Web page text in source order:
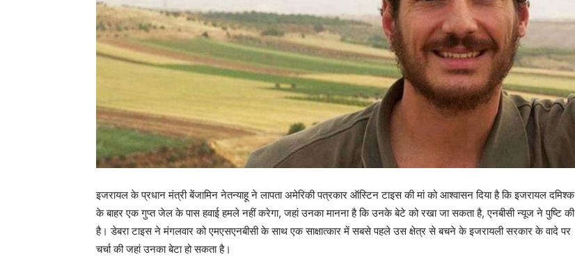
इजरायल के प्रधान मंत्री बेंजामिन नेतन्याहू ने लापता अमेरिकी पत्रकार ऑस्टिन टाइस की मां को आश्वासन दिया है कि इजरायल दमिश्क
के बाहर एक गुप्त जेल के पास हवाई हमले नहीं करेगा, जहां उनका मानना ​​​​है कि उनके बेटे को रखा जा सकता है, एनबीसी न्यूज ने पुष्टि की
है। डेबरा टाइस ने मंगलवार को एमएसएनबीसी के साथ एक साक्षात्कार में सबसे पहले उस क्षेत्र से बचने के इजरायली सरकार के वादे पर
चर्चा की जहां उनका बेटा हो सकता है।